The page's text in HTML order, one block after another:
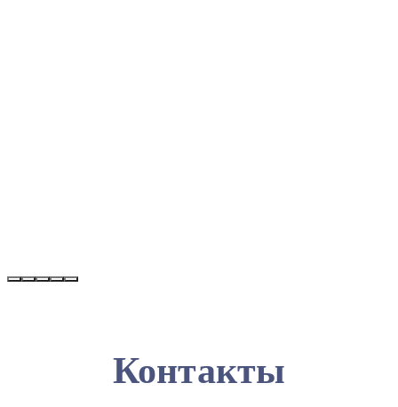
Контакты